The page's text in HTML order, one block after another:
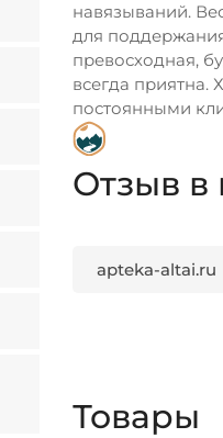
навязываний.
для
превосходная,
всегда
постоянными
Отзыв в
apteka-altai.ru
Товары